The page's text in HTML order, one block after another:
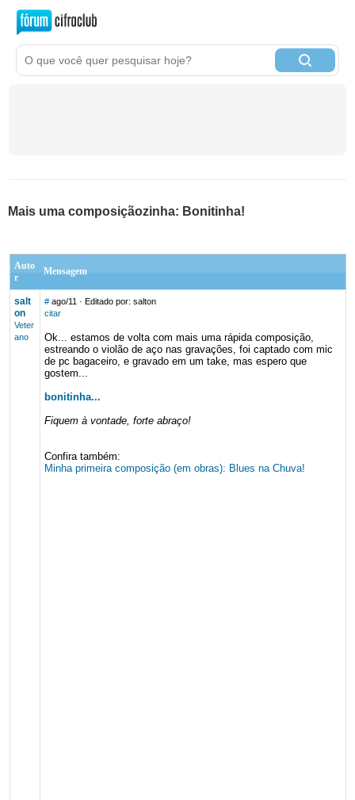
Mais uma composiçãozinha: Bonitinha!
Auto
r
Mensagem
salt
on
Veter
ano
# ago/11 · Editado por: salton
citar
Ok... estamos de volta com mais uma rápida composição,
estreando o violão de aço nas gravações, foi captado com mic
de pc bagaceiro, e gravado em um take, mas espero que
gostem...
bonitinha...
Fiquem à vontade, forte abraço!
Confira também:
Minha primeira composição (em obras): Blues na Chuva!